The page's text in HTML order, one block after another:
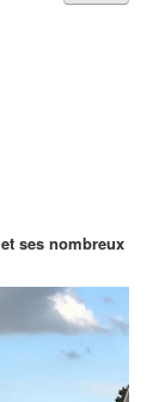
ses nombreux